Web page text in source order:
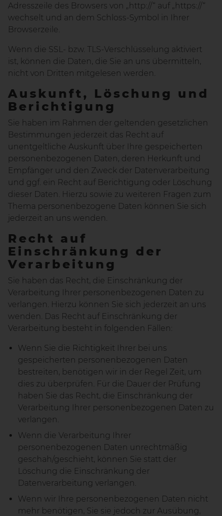
Adresszeile des Browsers von „http://“ auf „https://“
wechselt und an dem Schloss-Symbol in Ihrer
Browserzeile.
Wenn die SSL- bzw. TLS-Verschlüsselung aktiviert
ist, können die Daten, die Sie an uns übermitteln,
nicht von Dritten mitgelesen werden.
Auskunft, Löschung und
Berichtigung
Sie haben im Rahmen der geltenden gesetzlichen
Bestimmungen jederzeit das Recht auf
unentgeltliche Auskunft über Ihre gespeicherten
personenbezogenen Daten, deren Herkunft und
Empfänger und den Zweck der Datenverarbeitung
und ggf. ein Recht auf Berichtigung oder Löschung
dieser Daten. Hierzu sowie zu weiteren Fragen zum
Thema personenbezogene Daten können Sie sich
jederzeit an uns wenden.
Recht auf
Einschränkung der
Verarbeitung
Sie haben das Recht, die Einschränkung der
Verarbeitung Ihrer personenbezogenen Daten zu
verlangen. Hierzu können Sie sich jederzeit an uns
wenden. Das Recht auf Einschränkung der
Verarbeitung besteht in folgenden Fällen:
Wenn Sie die Richtigkeit Ihrer bei uns
gespeicherten personenbezogenen Daten
bestreiten, benötigen wir in der Regel Zeit, um
dies zu überprüfen. Für die Dauer der Prüfung
haben Sie das Recht, die Einschränkung der
Verarbeitung Ihrer personenbezogenen Daten zu
verlangen.
Wenn die Verarbeitung Ihrer
personenbezogenen Daten unrechtmäßig
geschah/geschieht, können Sie statt der
Löschung die Einschränkung der
Datenverarbeitung verlangen.
Wenn wir Ihre personenbezogenen Daten nicht
mehr benötigen, Sie sie jedoch zur Ausübung,